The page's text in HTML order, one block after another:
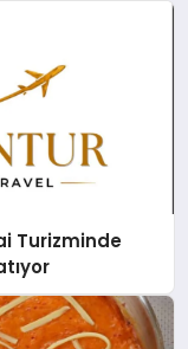
Turizminde